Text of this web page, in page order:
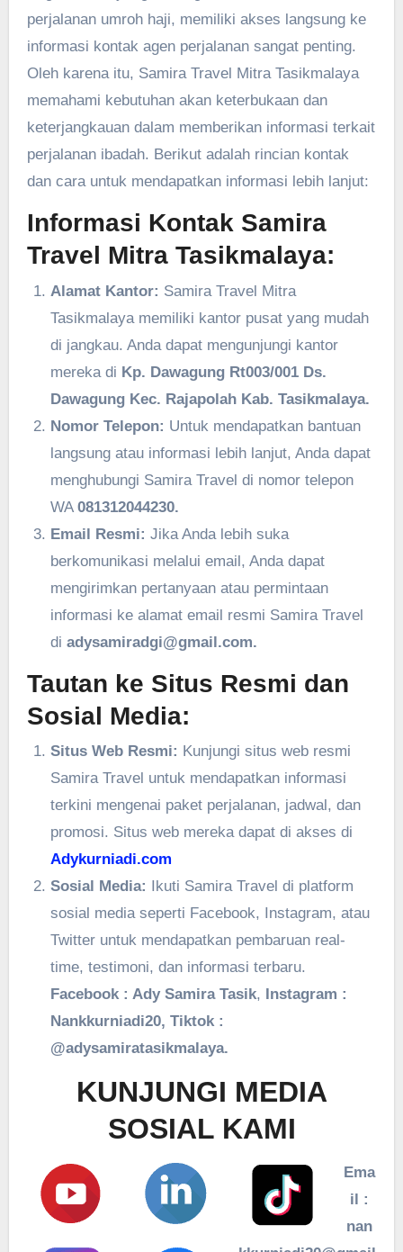
perjalanan umroh haji, memiliki akses langsung ke
informasi kontak agen perjalanan sangat penting.
Oleh karena itu, Samira Travel Mitra Tasikmalaya
memahami kebutuhan akan keterbukaan dan
keterjangkauan dalam memberikan informasi terkait
perjalanan ibadah. Berikut adalah rincian kontak
dan cara untuk mendapatkan informasi lebih lanjut:
Informasi Kontak Samira
Travel Mitra Tasikmalaya:
Alamat Kantor: Samira Travel Mitra
Tasikmalaya memiliki kantor pusat yang mudah
di jangkau. Anda dapat mengunjungi kantor
mereka di Kp. Dawagung Rt003/001 Ds.
Dawagung Kec. Rajapolah Kab. Tasikmalaya.
Nomor Telepon: Untuk mendapatkan bantuan
langsung atau informasi lebih lanjut, Anda dapat
menghubungi Samira Travel di nomor telepon
WA 081312044230.
Email Resmi: Jika Anda lebih suka
berkomunikasi melalui email, Anda dapat
mengirimkan pertanyaan atau permintaan
informasi ke alamat email resmi Samira Travel
di adysamiradgi@gmail.com.
Tautan ke Situs Resmi dan
Sosial Media:
Situs Web Resmi: Kunjungi situs web resmi
Samira Travel untuk mendapatkan informasi
terkini mengenai paket perjalanan, jadwal, dan
promosi. Situs web mereka dapat di akses di
Adykurniadi.com
Sosial Media: Ikuti Samira Travel di platform
sosial media seperti Facebook, Instagram, atau
Twitter untuk mendapatkan pembaruan real-
time, testimoni, dan informasi terbaru.
Facebook : Ady Samira Tasik,
Instagram :
Nankkurniadi20, Tiktok :
@adysamiratasikmalaya.
KUNJUNGI MEDIA
SOSIAL KAMI
Ema
il :
nan